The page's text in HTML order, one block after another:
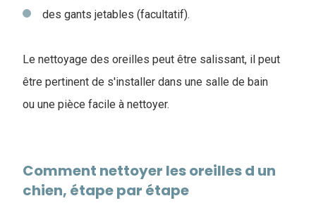
des gants jetables (facultatif).
Le nettoyage des oreilles peut être salissant, il peut
être pertinent de s'installer dans une salle de bain
ou une pièce facile à nettoyer.
Comment nettoyer les oreilles d un
chien, étape par étape